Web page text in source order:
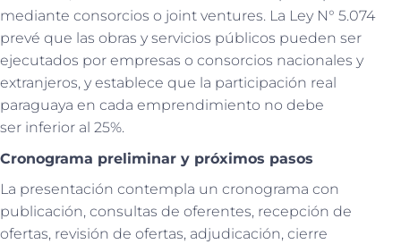
mediante consorcios o joint ventures. La Ley N° 5.074
prevé que las obras y servicios públicos pueden ser
ejecutados por empresas o consorcios nacionales y
extranjeros, y establece que la participación real
paraguaya en cada emprendimiento no debe
ser inferior al 25%.
Cronograma preliminar y próximos pasos
La presentación contempla un cronograma con
publicación, consultas de oferentes, recepción de
ofertas, revisión de ofertas, adjudicación, cierre